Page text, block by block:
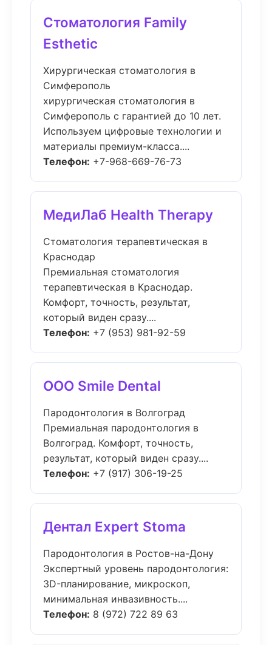
Стоматология Family
Esthetic
Хирургическая стоматология в
Симферополь
хирургическая стоматология в
Симферополь с гарантией до 10 лет.
Используем цифровые технологии и
материалы премиум-класса....
Телефон: +7-968-669-76-73
МедиЛаб Health Therapy
Стоматология терапевтическая в
Краснодар
Премиальная стоматология
терапевтическая в Краснодар.
Комфорт, точность, результат,
который виден сразу....
Телефон: +7 (953) 981-92-59
ООО Smile Dental
Пародонтология в Волгоград
Премиальная пародонтология в
Волгоград. Комфорт, точность,
результат, который виден сразу....
Телефон: +7 (917) 306-19-25
Дентал Expert Stoma
Пародонтология в Ростов-на-Дону
Экспертный уровень пародонтология:
3D-планирование, микроскоп,
минимальная инвазивность....
Телефон: 8 (972) 722 89 63